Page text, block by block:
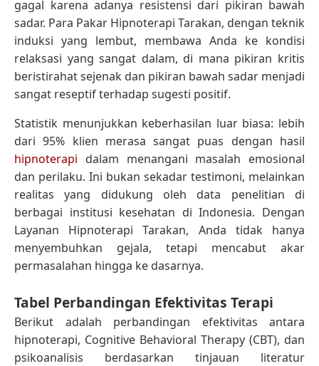
gagal karena adanya resistensi dari pikiran bawah
sadar. Para Pakar Hipnoterapi Tarakan, dengan teknik
induksi yang lembut, membawa Anda ke kondisi
relaksasi yang sangat dalam, di mana pikiran kritis
beristirahat sejenak dan pikiran bawah sadar menjadi
sangat reseptif terhadap sugesti positif.
Statistik menunjukkan keberhasilan luar biasa: lebih
dari 95% klien merasa sangat puas dengan hasil
hipnoterapi dalam menangani masalah emosional
dan perilaku. Ini bukan sekadar testimoni, melainkan
realitas yang didukung oleh data penelitian di
berbagai institusi kesehatan di Indonesia. Dengan
Layanan Hipnoterapi Tarakan, Anda tidak hanya
menyembuhkan gejala, tetapi mencabut akar
permasalahan hingga ke dasarnya.
Tabel Perbandingan Efektivitas Terapi
Berikut adalah perbandingan efektivitas antara
hipnoterapi, Cognitive Behavioral Therapy (CBT), dan
psikoanalisis berdasarkan tinjauan literatur